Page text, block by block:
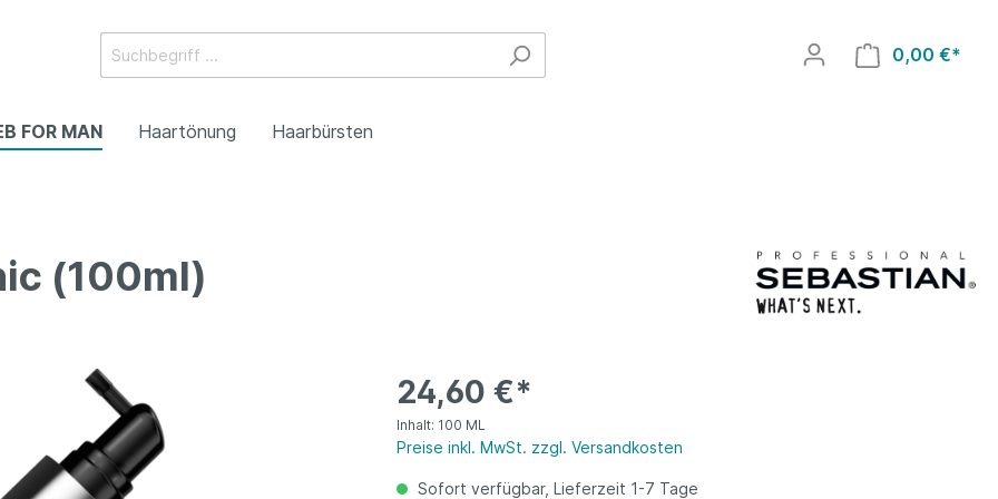
0,00 €*
FOR MAN Haartönung Haarbürsten
(100ml)
24,60 €*
Inhalt: 100 ML
Preise inkl. MwSt. zzgl. Versandkosten
Sofort verfügbar, Lieferzeit 1-7 Tage